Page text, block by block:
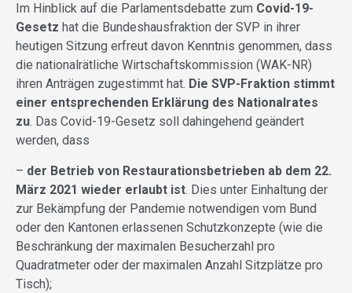
Im Hinblick auf die Parlamentsdebatte zum Covid-19-
Gesetz hat die Bundeshausfraktion der SVP in ihrer
heutigen Sitzung erfreut davon Kenntnis genommen, dass
die nationalrätliche Wirtschaftskommission (WAK-NR)
ihren Anträgen zugestimmt hat. Die SVP-Fraktion stimmt
einer entsprechenden Erklärung des Nationalrates
zu. Das Covid-19-Gesetz soll dahingehend geändert
werden, dass
– der Betrieb von Restaurati­onsbetrieben ab dem 22.
März 2021 wieder erlaubt ist. Dies unter Einhaltung der
zur Bekämpfung der Pandemie notwendigen vom Bund
oder den Kantonen erlassenen Schutzkonzepte (wie die
Beschränkung der maximalen Besucherzahl pro
Quadratmeter oder der maxi­malen Anzahl Sitzplätze pro
Tisch);